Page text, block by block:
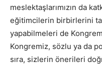
meslektaşlarımızın da
eğitimcilerin birbirlerini
yapabilmeleri de
Kongremiz, sözlu ya da
sıra, sizlerin önerileri